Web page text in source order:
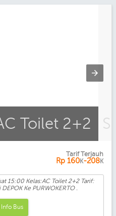
AC Toilet 2+2
Tarif Terjauh
Rp 160K-208K
15:00 Kelas:AC Toilet 2+2 Tarif:
Ke PURWOKERTO .
Bus